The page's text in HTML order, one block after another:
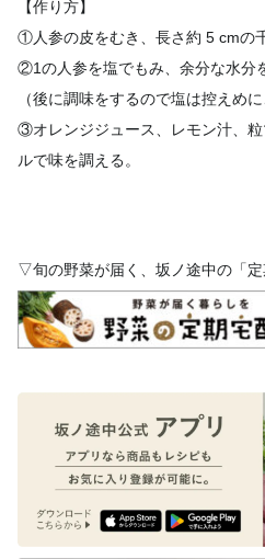
【作り方】
①人参の皮をむき、長さ約 5 cmの
②1の人参を塩でもみ、余分な水分
（後に調味をするので塩は控えめ
③オレンジジュース、レモン汁、
ルで味を調える。
▽旬の野菜が届く、坂ノ途中の「定